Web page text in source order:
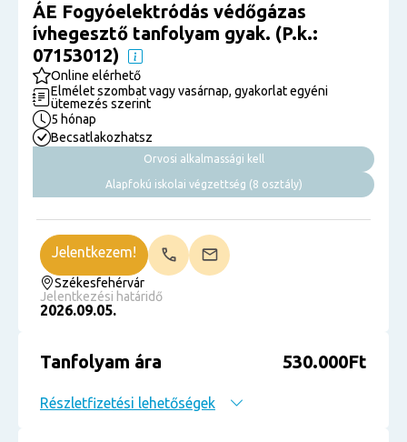
ÁE Fogyóelektródás védőgázas
ívhegesztő tanfolyam gyak. (P.k.:
07153012)
Online elérhető
Elmélet szombat vagy vasárnap, gyakorlat egyéni
ütemezés szerint
5 hónap
Becsatlakozhatsz
Orvosi alkalmassági kell
Alapfokú iskolai végzettség (8 osztály)
Székesfehérvár
Jelentkezési határidő
2026.09.05.
Jelentkezem!
Tanfolyam ára 530.000Ft
Részletfizetési lehetőségek